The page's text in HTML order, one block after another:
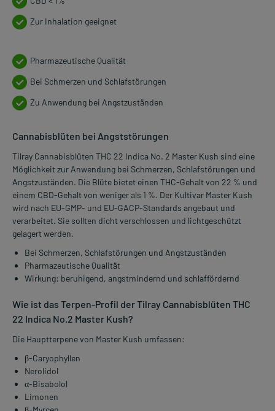
Zur Inhalation geeignet
Pharmazeutische Qualität
Bei Schmerzen und Schlafstörungen
Zu Anwendung bei Angstzuständen
Cannabisblüten bei Angststörungen
Tilray Cannabisblüten THC 22 Indica No. 2 Master Kush sind eine
Möglichkeit zur Anwendung bei Schmerzen, Schlafstörungen und
Angstzuständen. Die Blüte bietet einen THC-Gehalt von 22 % und
einem CBD-Gehalt von weniger als 1 %. Der Kultivar Master Kush
wird nach EU-GMP- und EU-GACP-Standards angebaut und
verarbeitet. Sie sollten dicht verschlossen und lichtgeschützt
gelagert werden.
Bei Schmerzen, Schlafstörungen und Angstzuständen
Pharmazeutische Qualität
Wirkung: beruhigend, angstmindernd und schlaffördernd
Wie ist das Terpen-Profil der Tilray Cannabisblüten THC
22 Indica No.2 Master Kush?
Die Hauptterpene von Master Kush umfassen:
β-Caryophyllen
Nerolidol
α-Bisabolol
Limonen